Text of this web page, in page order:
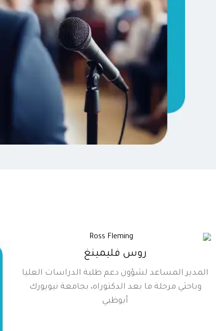
روس فليمينغ
المدير المساعد لشؤون دعم طلبة الدراسات العليا
وباحثي مرحلة ما بعد الدكتوراه، بجامعة نيويورك
أبوظبي